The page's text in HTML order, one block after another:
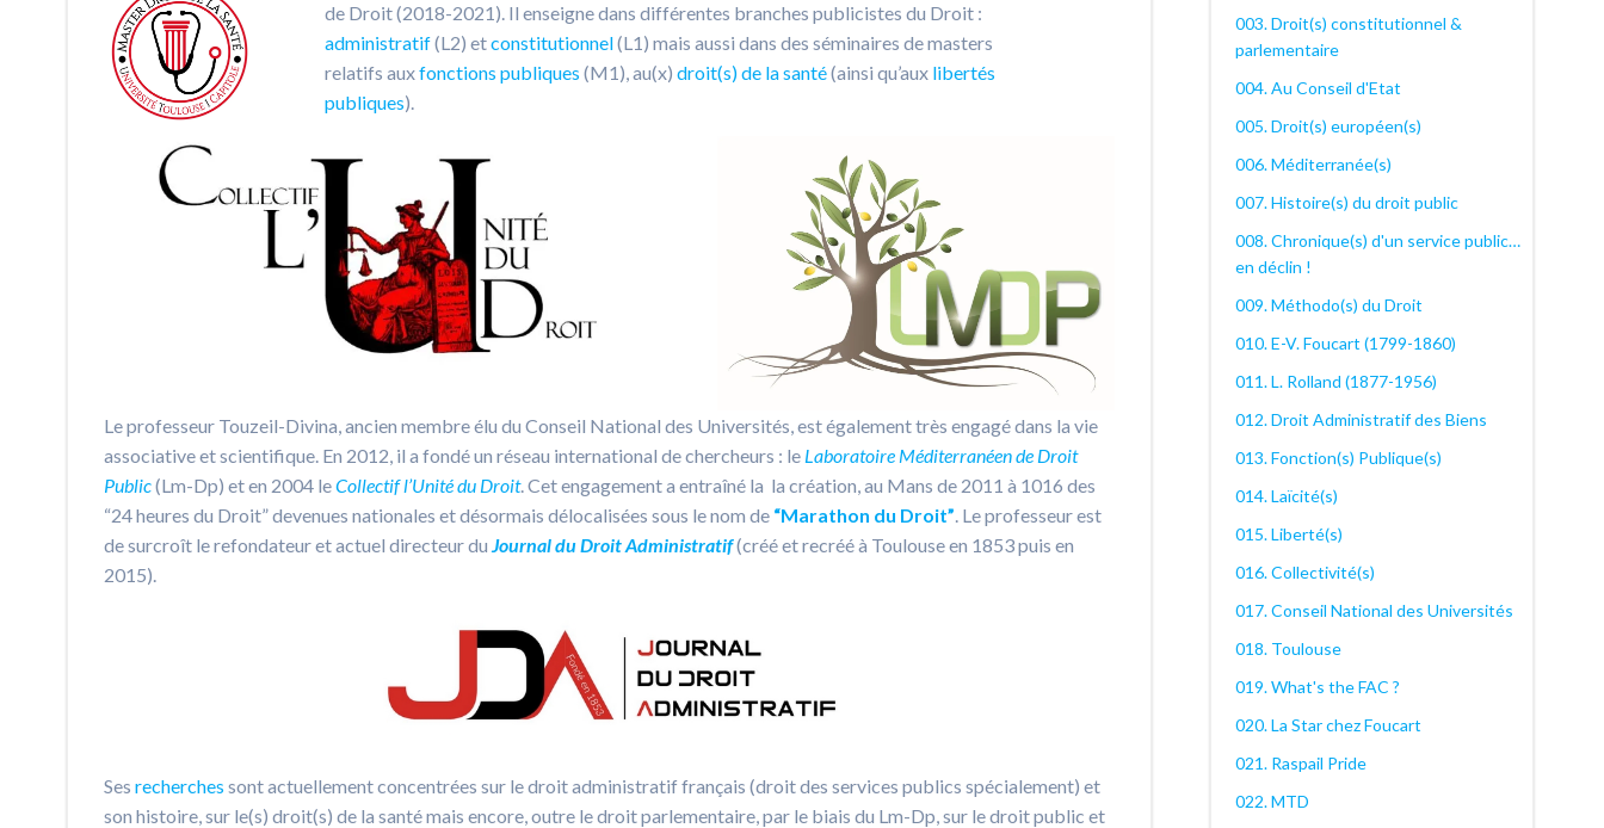
de Droit (2018-2021). Il enseigne dans différentes branches publicistes du Droit :
administratif(L2) etconstitutionnel(L1) mais aussi dans des séminaires de masters
relatifs auxfonctions publiques (M1), au(x) droit(s) de la santé(ainsi qu’aux libertés
publiques).
Le professeur Touzeil-Divina, ancien membre élu du Conseil National des Universités, est également très engagé dans la vie
associative et scientifique. En 2012, il a fondé un réseau international de chercheurs : le Laboratoire Méditerranéen de Droit
Public(Lm-Dp) et en 2004 leCollectif l’Unité du Droit. Cet engagement a entraîné la la création, au Mans de 2011 à 1016 des
“24 heures du Droit” devenues nationales et désormais délocalisées sous le nom de “Marathon du Droit”. Le professeur est
de surcroît le refondateur et actuel directeur du Journal du Droit Administratif(créé et recréé à Toulouse en 1853 puis en
2015).
Ses recherches sont actuellement concentrées sur le droit administratif français (droit des services publics spécialement) et
son histoire, sur le(s) droit(s) de la santé mais encore, outre le droit parlementaire, par le biais du Lm-Dp, sur le droit public et
003. Droit(s) constitutionnel &
parlementaire
004. Au Conseil d'Etat
005. Droit(s) européen(s)
006. Méditerranée(s)
007. Histoire(s) du droit public
008. Chronique(s) d'un service public…
en déclin !
009. Méthodo(s) du Droit
010. E-V. Foucart (1799-1860)
011. L. Rolland (1877-1956)
012. Droit Administratif des Biens
013. Fonction(s) Publique(s)
014. Laïcité(s)
015. Liberté(s)
016. Collectivité(s)
017. Conseil National des Universités
018. Toulouse
019. What's the FAC ?
020. La Star chez Foucart
021. Raspail Pride
022. MTD